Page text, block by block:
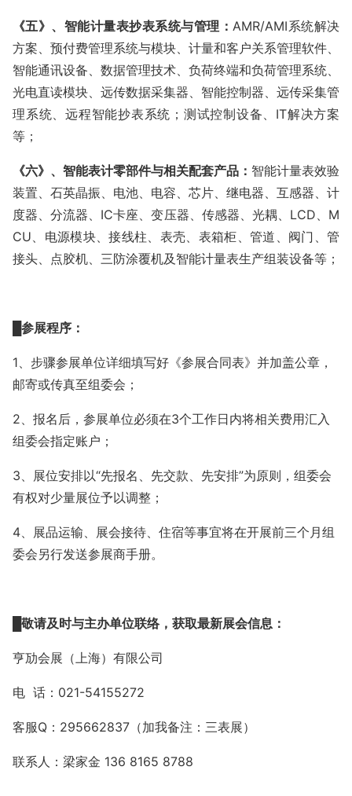
《五》、智能计量表抄表系统与管理：AMR/AMI系统解决
方案、预付费管理系统与模块、计量和客户关系管理软件、
智能通讯设备、数据管理技术、负荷终端和负荷管理系统、
光电直读模块、远传数据采集器、智能控制器、远传采集管
理系统、远程智能抄表系统；测试控制设备、IT解决方案
等；
《六》、智能表计零部件与相关配套产品： 智能计量表效验
装置、石英晶振、电池、电容、芯片、继电器、互感器、计
度器、分流器、 IC卡座、变压器、传感器、光耦、LCD、M
CU、电源模块、接线柱、表壳、表箱柜、管道、阀门、管
接头、点胶机、三防涂覆机及智能计量表生产组装设备等；
参展程序：
1、步骤参展单位详细填写好《参展合同表》并加盖公章，
邮寄或传真至组委会；
2、报名后，参展单位必须在3个工作日内将相关费用汇入
组委会指定账户；
3、 展位安排以“先报名、先交款、先安排”为原则，组委会
有权对少量展位予以调整；
4、展品运输、展会接待、住宿等事宜将在开展前三个月组
委会另行发送参展商手册。
敬请及时与主办单位联络，获取最新展会信息 ：
亨劢会展（上海）有限公司
电 话：021-54155272
客服Q ： 295662837 （加我备注：三表展）
联系人：梁家金 136 8165 8788